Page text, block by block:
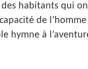
habitants qui
de
hymne à